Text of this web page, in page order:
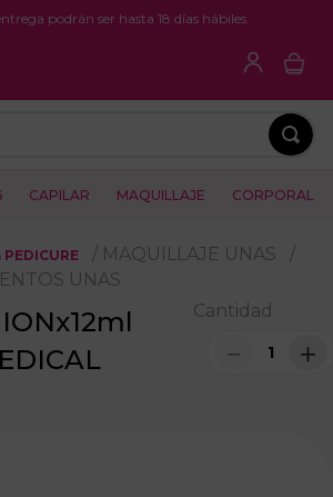
podrán ser hasta 18 días hábiles.
CAPILAR MAQUILLAJE CORPORAL
PEDICURE
MAQUILLAJE UNAS
UNAS
Cantidad
＋
－